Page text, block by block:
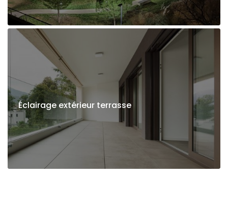
Éclairage extérieur terrasse